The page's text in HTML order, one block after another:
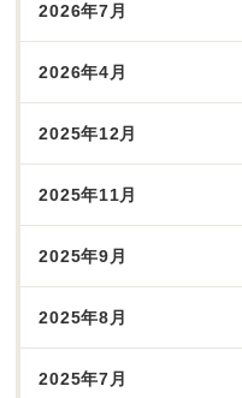
2026年7月
2026年4月
2025年12月
2025年11月
2025年9月
2025年8月
2025年7月